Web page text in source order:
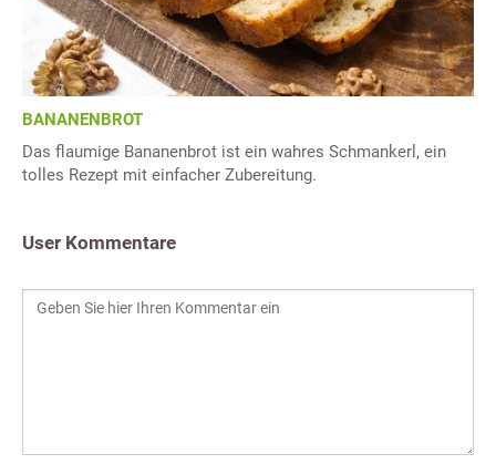
BANANENBROT
Das flaumige Bananenbrot ist ein wahres Schmankerl, ein
tolles Rezept mit einfacher Zubereitung.
User Kommentare